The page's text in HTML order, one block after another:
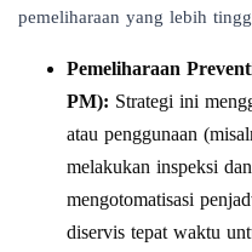
pemeliharaan yang lebih
Pemeliharaan
PM): Strategi ini
atau penggunaan
melakukan inspeksi
mengotomatisasi
diservis tepat waktu